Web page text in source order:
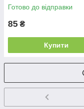
Готово до відправки
85 ₴
Купити